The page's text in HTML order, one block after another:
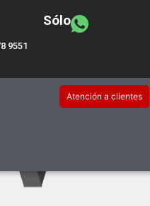
Sólo
9551
Atención a clientes
los